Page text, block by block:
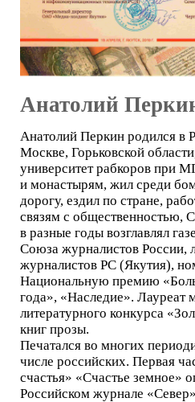
Анатолий
Анатолий Перкин родился в
Москве, Горьковской
университет рабкоров при
и монастырям, жил среди
дорогу, ездил по стране,
связям с общественностью,
в разные годы возглавлял
Союза журналистов России,
журналистов РС (Якутия),
Национальную премию
года», «Наследие». Лауреат
литературного конкурса
книг прозы.
Печатался во многих
числе российских. Первая
счастья» «Счастье земное»
Российском журнале